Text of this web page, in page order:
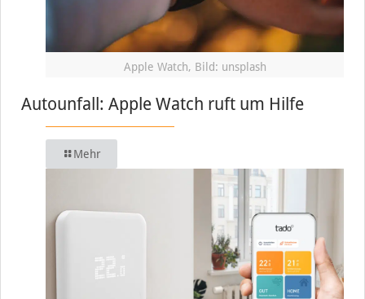
Apple Watch, Bild: unsplash
Autounfall: Apple Watch ruft um Hilfe
Mehr